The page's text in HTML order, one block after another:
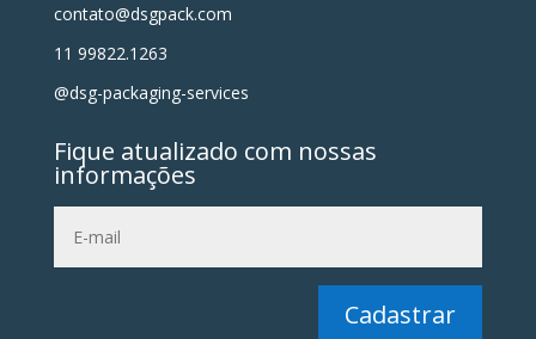
contato@dsgpack.com
11 99822.1263
@dsg-packaging-services
Fique atualizado com nossas
informações
Cadastrar